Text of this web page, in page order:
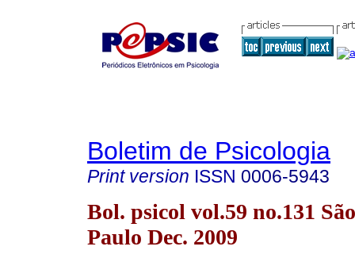
Boletim de Psicologia
Print version ISSN 0006-5943
Bol. psicol vol.59 no.131 São
Paulo Dec. 2009